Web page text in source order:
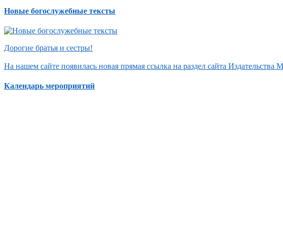
Новые богослужебные тексты
Дорогие братья и сестры!
На нашем сайте появилась новая прямая ссылка на раздел сайта
Календарь мероприятий